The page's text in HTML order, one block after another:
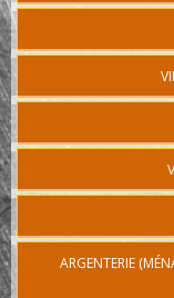
ARGENTERIE